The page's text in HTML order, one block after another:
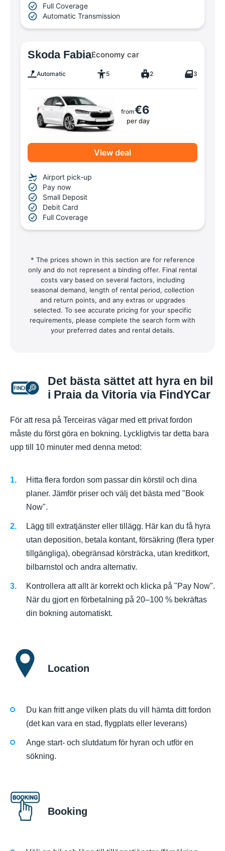
Full Coverage
Automatic Transmission
Skoda FabiaEconomy car
Automatic 5 2 3
from€6
per day
View deal
Airport pick-up
Pay now
Small Deposit
Debit Card
Full Coverage
* The prices shown in this section are for reference
only and do not represent a binding offer. Final rental
costs vary based on several factors, including
seasonal demand, length of rental period, collection
and return points, and any extras or upgrades
selected. To see accurate pricing for your specific
requirements, please complete the search form with
your preferred dates and rental details.
Det bästa sättet att hyra en bil
i Praia da Vitoria via FindYCar
För att resa på Terceiras vägar med ett privat fordon
måste du först göra en bokning. Lyckligtvis tar detta bara
upp till 10 minuter med denna metod:
Hitta flera fordon som passar din körstil och dina
planer. Jämför priser och välj det bästa med "Book
Now".
Lägg till extratjänster eller tillägg. Här kan du få hyra
utan deposition, betala kontant, försäkring (flera typer
tillgängliga), obegränsad körsträcka, utan kreditkort,
bilbarnstol och andra alternativ.
Kontrollera att allt är korrekt och klicka på "Pay Now".
När du gjort en förbetalning på 20–100 % bekräftas
din bokning automatiskt.
Location
Du kan fritt ange vilken plats du vill hämta ditt fordon
(det kan vara en stad, flygplats eller leverans)
Ange start- och slutdatum för hyran och utför en
sökning.
Booking